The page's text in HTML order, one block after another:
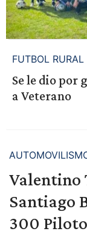
FUTBOL RURAL
Se le dio por
a Veterano
Valentino
Santiago
300